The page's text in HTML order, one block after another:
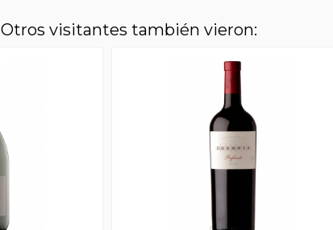
Otros visitantes también vieron: